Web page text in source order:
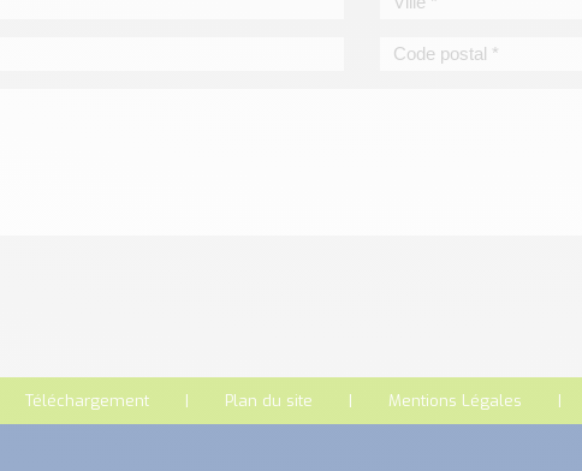
Téléchargement Plan du site Mentions Légales